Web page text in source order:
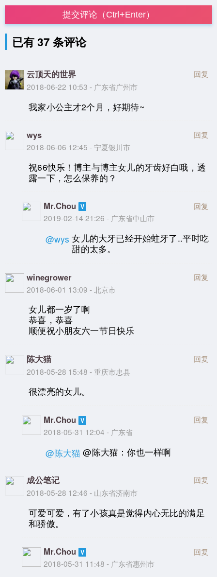
提交评论（Ctrl+Enter）
已有 37 条评论
云顶天的世界
2018-06-22 10:53 - 广东省广州市
回复
我家小公主才2个月，好期待~
wys
2018-06-06 12:45 - 宁夏银川市
回复
祝66快乐！博主与博主女儿的牙齿好白哦，透
露一下，怎么保养的？
Mr.Chou
2019-02-14 21:26 - 广东省中山市
回复
@wys 女儿的大牙已经开始蛀牙了..平时吃
甜的太多。
winegrower
2018-06-01 13:09 - 北京市
回复
女儿都一岁了啊
恭喜，恭喜
顺便祝小朋友六一节日快乐
陈大猫
2018-05-28 15:48 - 重庆市忠县
回复
很漂亮的女儿。
Mr.Chou
2018-05-31 12:04 - 广东省
回复
@陈大猫 @陈大猫：你也一样啊
成公笔记
2018-05-28 12:46 - 山东省济南市
回复
可爱可爱，有了小孩真是觉得内心无比的满足
和骄傲。
Mr.Chou
2018-05-31 11:48 - 广东省惠州市
回复